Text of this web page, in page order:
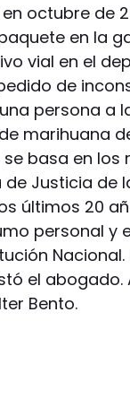
octubre de
en la
vial en el
de
persona a
marihuana
basa en los
Justicia de
últimos 20
personal y
el abogado.
Bento.